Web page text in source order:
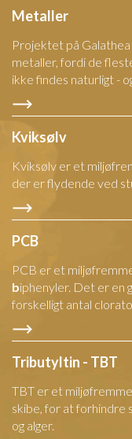
Metaller
Projektet på
metaller, fordi de
ikke findes naturligt -
Kviksølv
Kviksølv er et
der er flydende ved
PCB
PCB er et
biphenyler. Det er en
forskelligt antal
Tributyltin - TBT
TBT er et
skibe, for at forhindre
og alger.